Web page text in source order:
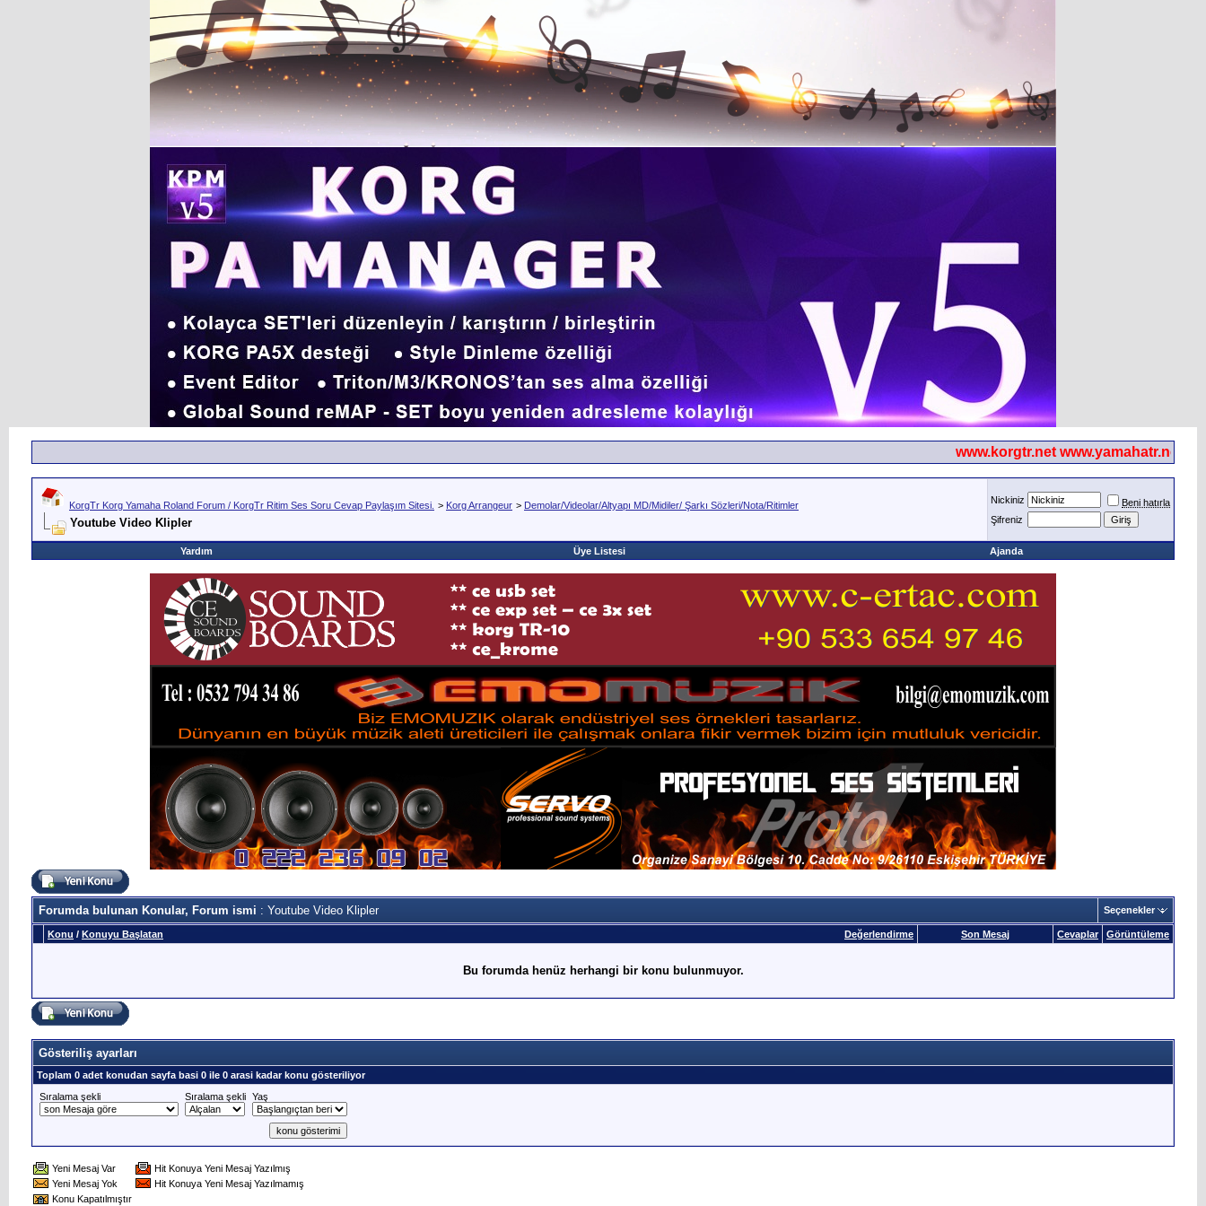
www.korgtr.net www.yamahatr.net
KorgTr Korg Yamaha Roland Forum / KorgTr Ritim Ses Soru Cevap Paylaşım Sitesi. > Korg Arrangeur > Demolar/Videolar/Altyapı MD/Midiler/ Şarkı Sözleri/Nota/Ritimler
Youtube Video Klipler
Nickiniz
Beni hatırla
Şifreniz
Yardım Üye Listesi Ajanda
Forumda bulunan Konular, Forum ismi : Youtube Video Klipler Seçenekler
Değerlendirme
Konu / Konuyu Başlatan Son Mesaj Cevaplar Görüntüleme
Bu forumda henüz herhangi bir konu bulunmuyor.
Gösteriliş ayarları
Toplam 0 adet konudan sayfa basi 0 ile 0 arasi kadar konu gösteriliyor
Sıralama şekli
Sıralama şekli Yaş
Yeni Mesaj Var
Hit Konuya Yeni Mesaj Yazılmış
Yeni Mesaj Yok
Hit Konuya Yeni Mesaj Yazılmamış
Konu Kapatılmıştır